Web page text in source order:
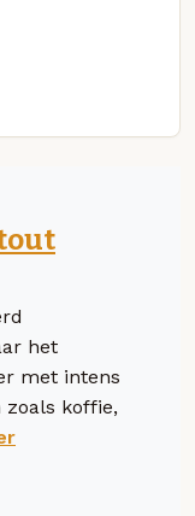
het
met intens
zoals koffie,